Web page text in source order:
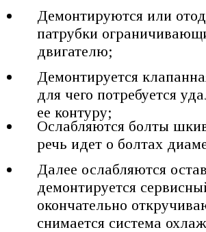
Демонтируются или
патрубки
двигателю;
Демонтируется
для чего потребуется
ее контуру;
Ослабляются болты
речь идет о болтах
Далее ослабляются
демонтируется
окончательно
снимается система